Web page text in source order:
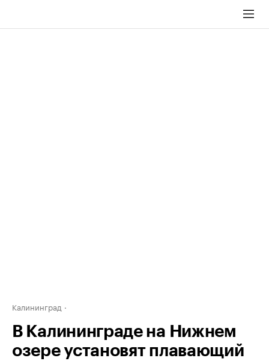
Калининград
В Калининграде на Нижнем
озере установят плавающий